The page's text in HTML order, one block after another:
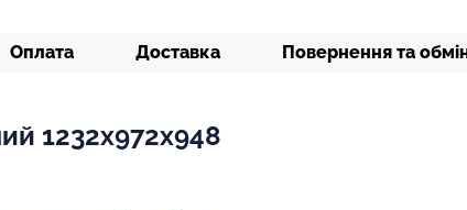
Оплата Доставка Повернення та
1232х972х948